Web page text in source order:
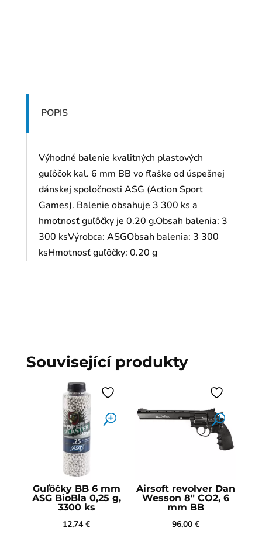
POPIS
Výhodné balenie kvalitných plastových
guľôčok kal. 6 mm BB vo fľaške od úspešnej
dánskej spoločnosti ASG (Action Sport
Games). Balenie obsahuje 3 300 ks a
hmotnosť guľôčky je 0.20 g.Obsah balenia: 3
300 ksVýrobca: ASGObsah balenia: 3 300
ksHmotnosť guľôčky: 0.20 g
Související produkty
Guľôčky BB 6 mm
ASG BioBla 0,25 g,
3300 ks
12,74€
Airsoft revolver Dan
Wesson 8" CO2, 6
mm BB
96,00 €